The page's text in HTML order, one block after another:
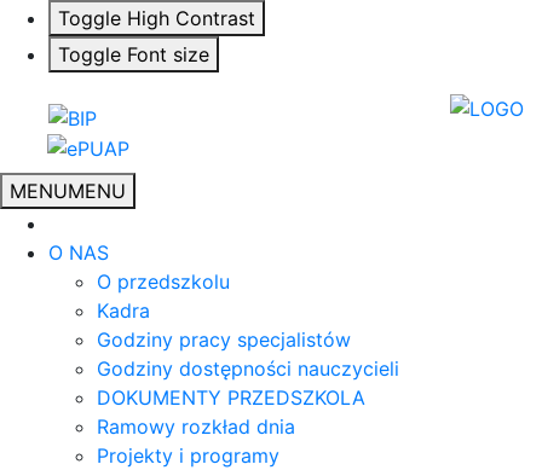
Toggle High Contrast
Toggle Font size
MENUMENU
O NAS
O przedszkolu
Kadra
Godziny pracy specjalistów
Godziny dostępności nauczycieli
DOKUMENTY PRZEDSZKOLA
Ramowy rozkład dnia
Projekty i programy